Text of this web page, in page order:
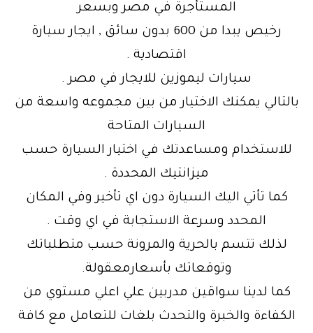
المستأجرة في مصر وبسعر
رخيص يبدا من 600 بدون سائق , ايجار سيارة
اقتصادية .
سيارات ليموزين للايجار في مصر .
بالتالي يمكنك الاختيار من بين مجموعه واسعة من
السيارات المتاحة
للاستخدام ومساعدتك في اختيار السيارة حسب
ميزانتيك المحددة .
كما تأتي اليك السيارة دون اي تأخير وفي المكان
المحدد وسرعة الاستجابة في اي وقت .
لذلك تتسم بالحرية والمرونة حسب متطلباتك
وتوقعاتك بأسعارمعقولة.
كما لدينا سواقين مدربين علي اعلي مستوي من
الكفاءة والخبرة والتحدث بلغات للتعامل مع كافة